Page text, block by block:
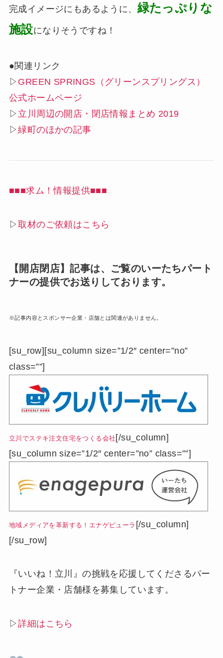
完成イメージにもあるように、 緑たっぷりな
施設になりそうですね！
●関連リンク
▷ GREEN SPRINGS（グリーンスプリングス）
公式ホームページ
▷ 立川周辺の開店・閉店情報まとめ 2019
▷緑町のほかの記事
■■■求ム！情報提供■■■
▷取材のご依頼はこちら
【開店閉店】記事は、ご覧のいーたちパート
ナーの提供でお送りしております。
※記事内容とスポンサー企業・店舗とは関連がありません。
[su_row][su_column size=”1/2″ center=”no”
class=””]
立川でステキ注文住宅をつくる会社[/su_column]
[su_column size=”1/2″ center=”no” class=””]
地域メディアを革新する！エナゲピューラ [/su_column]
[/su_row]
『いいね！立川』の挑戦を応援してくださるパー
トナー企業・店舗様を募集しています。
▷詳細はこちら